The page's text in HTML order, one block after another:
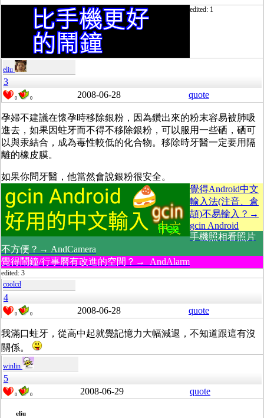
edited: 1
eliu
3
0 0 2008-06-28 quote
孕婦不建議在懷孕時移除銀粉，因為鑽出來的粉末容易被肺吸
進去，如果因蛀牙而不得不移除銀粉，可以服用一些硒，硒可
以與汞結合，成為毒性較低的化合物。移除時牙醫一定要用隔
離的橡皮膜。
如果你問牙醫，他當然會說銀粉很安全。
覺得Android中文
輸入法(注音、倉
頡)不易輸入？→
gcin Android
手機照相看照片
不方便？→ AndCamera
覺得鬧鐘/行事曆有改進的空間？→ AndAlarm
edited: 3
coolcd
4
0 0 2008-06-28 quote
我滿口蛀牙，從高中起就覺記憶力大幅減退，不知道跟這有沒
關係。
winlin
5
0 0 2008-06-29 quote
eliu